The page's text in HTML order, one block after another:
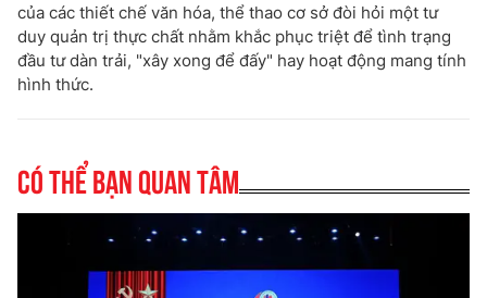
của các thiết chế văn hóa, thể thao cơ sở đòi hỏi một tư
duy quản trị thực chất nhằm khắc phục triệt để tình trạng
đầu tư dàn trải, "xây xong để đấy" hay hoạt động mang tính
hình thức.
Có thể bạn quan tâm